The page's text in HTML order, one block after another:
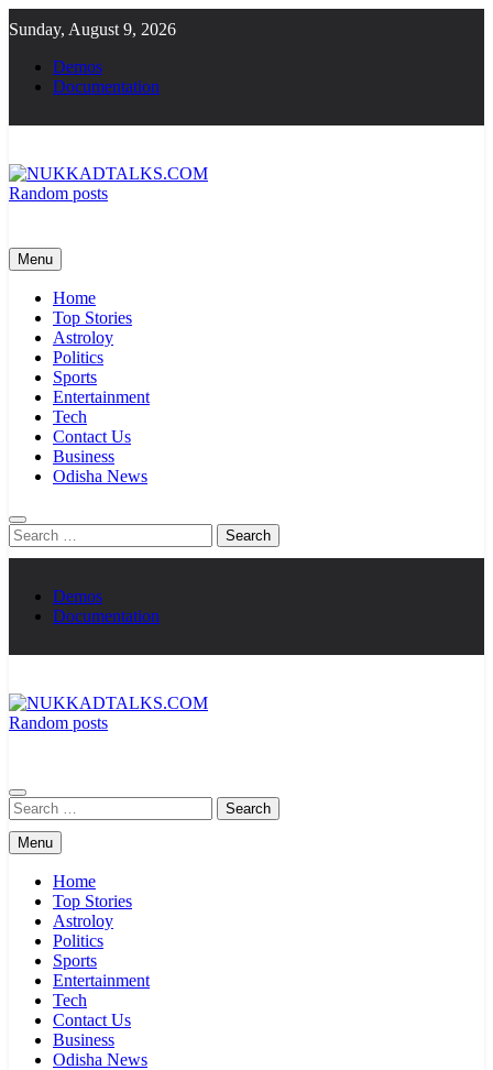
to
content
Sunday, August 9, 2026
Demos
Documentation
Random posts
Menu
Home
Top Stories
Astroloy
Politics
Sports
Entertainment
Tech
Contact Us
Business
Odisha News
Search
for:
Demos
Documentation
Random posts
Search
for:
Menu
Home
Top Stories
Astroloy
Politics
Sports
Entertainment
Tech
Contact Us
Business
Odisha News